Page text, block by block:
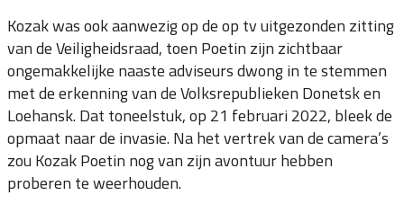
Kozak was ook aanwezig op de op tv uitgezonden zitting
van de Veiligheidsraad, toen Poetin zijn zichtbaar
ongemakkelijke naaste adviseurs dwong in te stemmen
met de erkenning van de Volksrepublieken Donetsk en
Loehansk. Dat toneelstuk, op 21 februari 2022, bleek de
opmaat naar de invasie. Na het vertrek van de camera’s
zou Kozak Poetin nog van zijn avontuur hebben
proberen te weerhouden.